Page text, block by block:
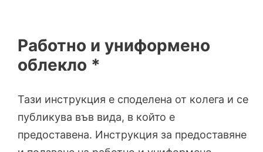
Работно и униформено
облекло *
Тази инструкция е споделена от колега и се
публикува във вида, в който е
предоставена. Инструкция за предоставяне